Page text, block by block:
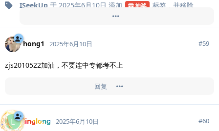
ISeekUp 于 2025年6月10日 添加 抽奖 标签，并移除
hong1 2025年6月10日 #59
zjs2010522加油，不要连中专都考不上
回复
L linglong 2025年6月10日 #60